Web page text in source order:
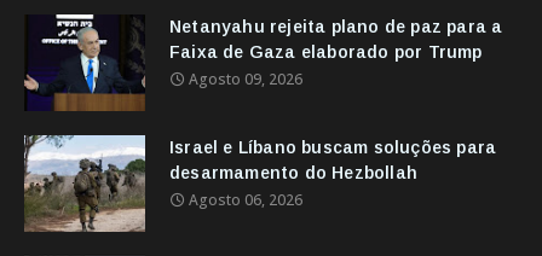
Netanyahu rejeita plano de paz para a
Faixa de Gaza elaborado por Trump
Agosto 09, 2026
Israel e Líbano buscam soluções para
desarmamento do Hezbollah
Agosto 06, 2026